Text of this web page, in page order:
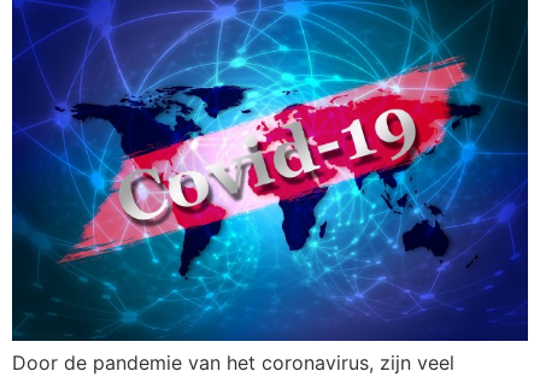
Door de pandemie van het coronavirus, zijn veel